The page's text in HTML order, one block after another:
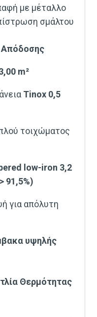
με μέταλλο
σμάλτου
Απόδοσης
m²
Tinox 0,5
τοιχώματος
low-iron 3,2
91,5%)
για απόλυτη
υψηλής
Θερμότητας